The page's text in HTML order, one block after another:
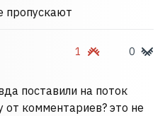
пропускают
1 0
поставили на поток
от комментариев? это не